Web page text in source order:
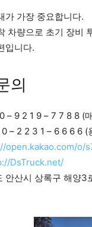
가 가장 중요합니다.
차량으로 초기 장비
입니다.
의
– 9 2 1 9 – 7 7 8 8 (매
– 2 2 3 1 – 6 6 6 6 (
open.kakao.com/o/
DsTruck.net/
안산시 상록구 해양3